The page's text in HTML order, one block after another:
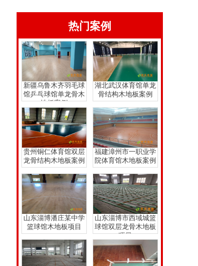
热门案例
新疆乌鲁木齐羽毛球
馆乒乓球馆单龙骨木
地板案例
湖北武汉体育馆单龙
骨结构木地板案例
贵州铜仁体育馆双层
龙骨结构木地板案例
福建漳州市一职业学
院体育馆木地板案例
山东淄博潘庄某中学
篮球馆木地板项目
山东淄博市西域城篮
球馆双层龙骨木地板
项目